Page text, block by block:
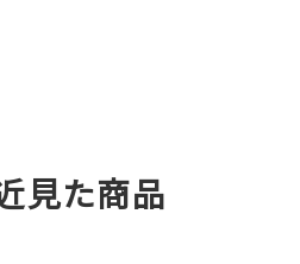
見た商品